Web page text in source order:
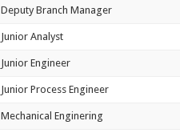
Deputy Branch Manager
Junior Analyst
Junior Engineer
Junior Process Engineer
Mechanical Enginering